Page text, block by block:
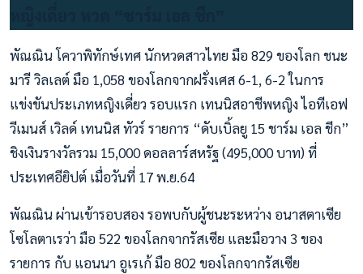
พัณณิน โควาพิทักษ์เทศ นักหวดสาวไทย มือ 829 ของโลก ชนะ
มารี วิลเลต์ มือ 1,058 ของโลกจากฝรั่งเศส 6-1, 6-2 ในการ
แข่งขันประเภทหญิงเดี่ยว รอบแรก เทนนิสอาชีพหญิง ไอทีเอฟ
วีเมนส์ เวิลด์ เทนนิส ทัวร์ รายการ “ดับเบิ้ลยู 15 ชาร์ม เอล ชีก”
ชิงเงินรางวัลรวม 15,000 ดอลลาร์สหรัฐ (495,000 บาท) ที่
ประเทศอียิปต์ เมื่อวันที่ 17 พ.ย.64
พัณณิน ผ่านเข้ารอบสอง รอพบกับผู้ชนะระหว่าง อนาสตาเซีย
โซโลตาเรว่า มือ 522 ของโลกจากรัสเซีย และมือวาง 3 ของ
รายการ กับ แอนนา อูเรเก้ มือ 802 ของโลกจากรัสเซีย